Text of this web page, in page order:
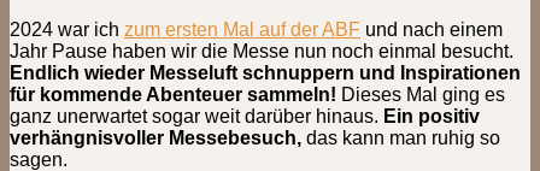
2024 war ich zum ersten Mal auf der ABF und nach einem
Jahr Pause haben wir die Messe nun noch einmal besucht.
Endlich wieder Messeluft schnuppern und Inspirationen
für kommende Abenteuer sammeln! Dieses Mal ging es
ganz unerwartet sogar weit darüber hinaus. Ein positiv
verhängnisvoller Messebesuch, das kann man ruhig so
sagen.